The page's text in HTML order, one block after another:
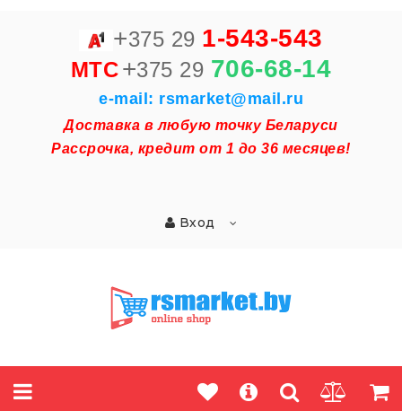
+375 29 1-543-543
MTC+375 29 706-68-14
e-mail: rsmarket@mail.ru
Доставка в любую точку Беларуси
Рассрочка, кредит от 1 до 36 месяцев!
Вход